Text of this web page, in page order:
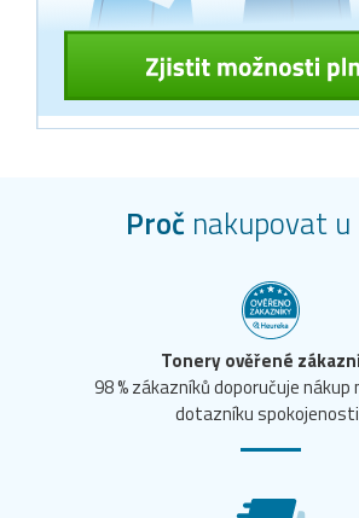
Proč nakupovat u
Tonery ověřené
98 % zákazníků doporučuje nákup
dotazníku